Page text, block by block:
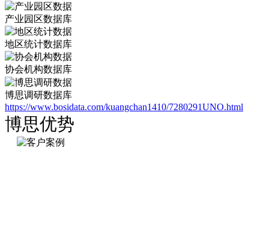
产业园区数据库
地区统计数据库
协会机构数据库
博思调研数据库
https://www.bosidata.com/kuangchan1410/7280291UNO.html
博思优势